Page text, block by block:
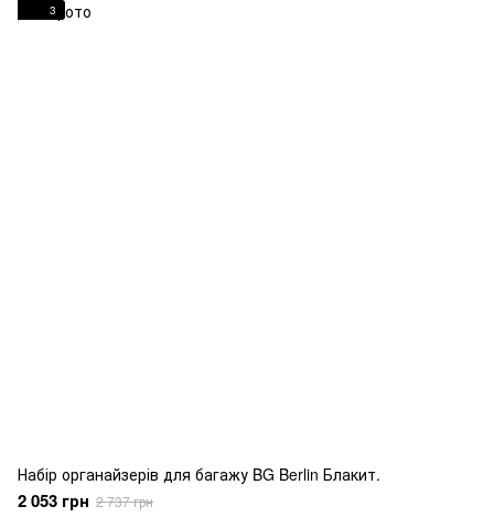
3
Набір органайзерів для багажу BG Berlin Блакит.
2 053 грн 2 737 грн